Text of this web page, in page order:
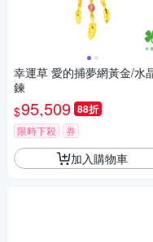
幸運草 愛的捕夢網黃金/水
鍊
$95,509 88折
限時下殺 券
加入購物車